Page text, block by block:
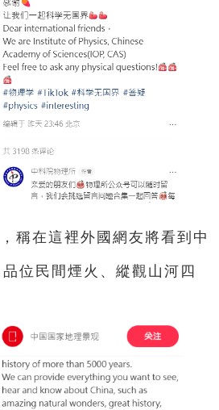
稱在這裡外國網友將看到中
位民間煙火、縱觀山河四